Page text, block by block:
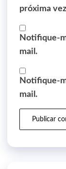
próxima
Notifique-
mail.
Notifique-
mail.